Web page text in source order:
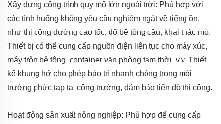
Xây dựng công trình quy mô lớn ngoài trời: Phù hợp với
các tình huống không yêu cầu nghiêm ngặt về tiếng ồn,
như thi công đường cao tốc, đổ bê tông cầu, khai thác mỏ.
Thiết bị có thể cung cấp nguồn điện liên tục cho máy xúc,
máy trộn bê tông, container văn phòng tạm thời, v.v. Thiết
kế khung hở cho phép bảo trì nhanh chóng trong môi
trường phức tạp tại công trường, đảm bảo tiến độ thi công.
Hoạt động sản xuất nông nghiệp: Phù hợp để cung cấp